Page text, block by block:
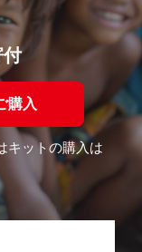
付
購入
キットの購入は